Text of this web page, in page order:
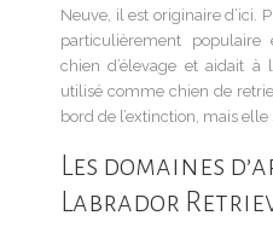
Neuve, il est originaire d’ici.
particulièrement
chien d’élevage et aidait
utilisé comme chien de
bord de l’extinction, mais elle
Les domaines
Labrador